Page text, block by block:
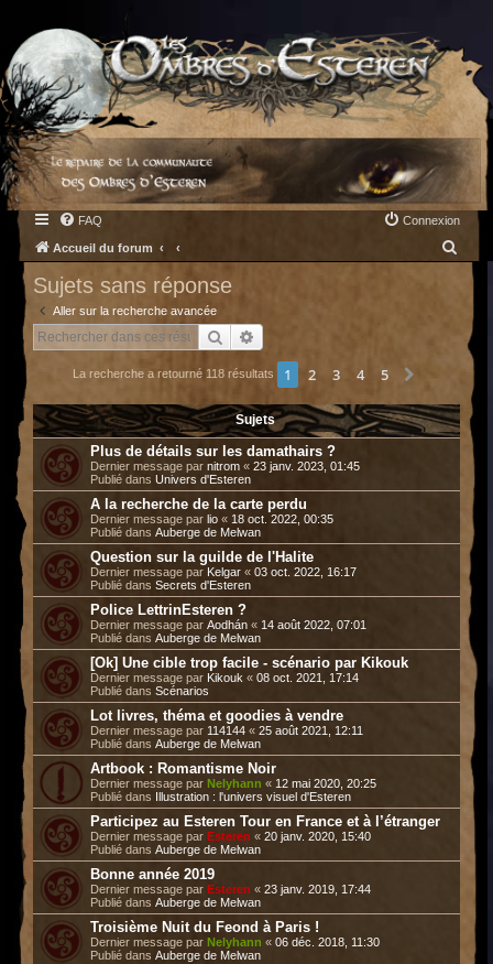
FAQ Connexion
Accueil du forum
c
h
Sujets sans réponse
Aller sur la recherche avancée
Rechercher
La recherche a retourné 118 résultats 1 2 3 4 5
Sujets
Plus de détails sur les damathairs ?
Dernier message par nitrom « 23 janv. 2023, 01:45
Publié dans Univers d'Esteren
A la recherche de la carte perdu
Dernier message par lio « 18 oct. 2022, 00:35
Publié dans Auberge de Melwan
Question sur la guilde de l'Halite
Dernier message par Kelgar « 03 oct. 2022, 16:17
Publié dans Secrets d'Esteren
Police LettrinEsteren ?
Dernier message par Aodhán « 14 août 2022, 07:01
Publié dans Auberge de Melwan
[Ok] Une cible trop facile - scénario par Kikouk
Dernier message par Kikouk « 08 oct. 2021, 17:14
Publié dans Scénarios
Lot livres, théma et goodies à vendre
Dernier message par 114144 « 25 août 2021, 12:11
Publié dans Auberge de Melwan
Artbook : Romantisme Noir
Dernier message par Nelyhann « 12 mai 2020, 20:25
Publié dans
Illustration : l'univers visuel d'Esteren
Participez au Esteren Tour en France et à l’étranger
Dernier message par Esteren « 20 janv. 2020, 15:40
Publié dans Auberge de Melwan
Bonne année 2019
Dernier message par Esteren « 23 janv. 2019, 17:44
Publié dans Auberge de Melwan
Troisième Nuit du Feond à Paris !
Dernier message par Nelyhann « 06 déc. 2018, 11:30
Publié dans Auberge de Melwan